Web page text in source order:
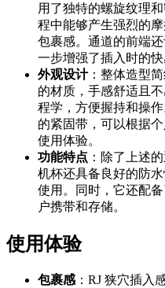
用了独特的螺旋纹理
程中能够产生强烈的
包裹感。通道的前端
一步增强了插入时的快
外观设计：整体造型
的材质，手感舒适且
程学，方便握持和操
的紧固带，可以根据
使用体验。
功能特点 ：除了上述
机杯还具备良好的防
使用。同时，它还配
户携带和存储。
使用体验
包裹感 ：RJ 狭穴插入